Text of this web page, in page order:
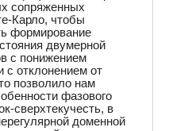
сопряженных
Карло, чтобы
формирование
двумерной
с понижением
с отклонением от
позволило нам
фазового
сверхтекучесть, в
доменной